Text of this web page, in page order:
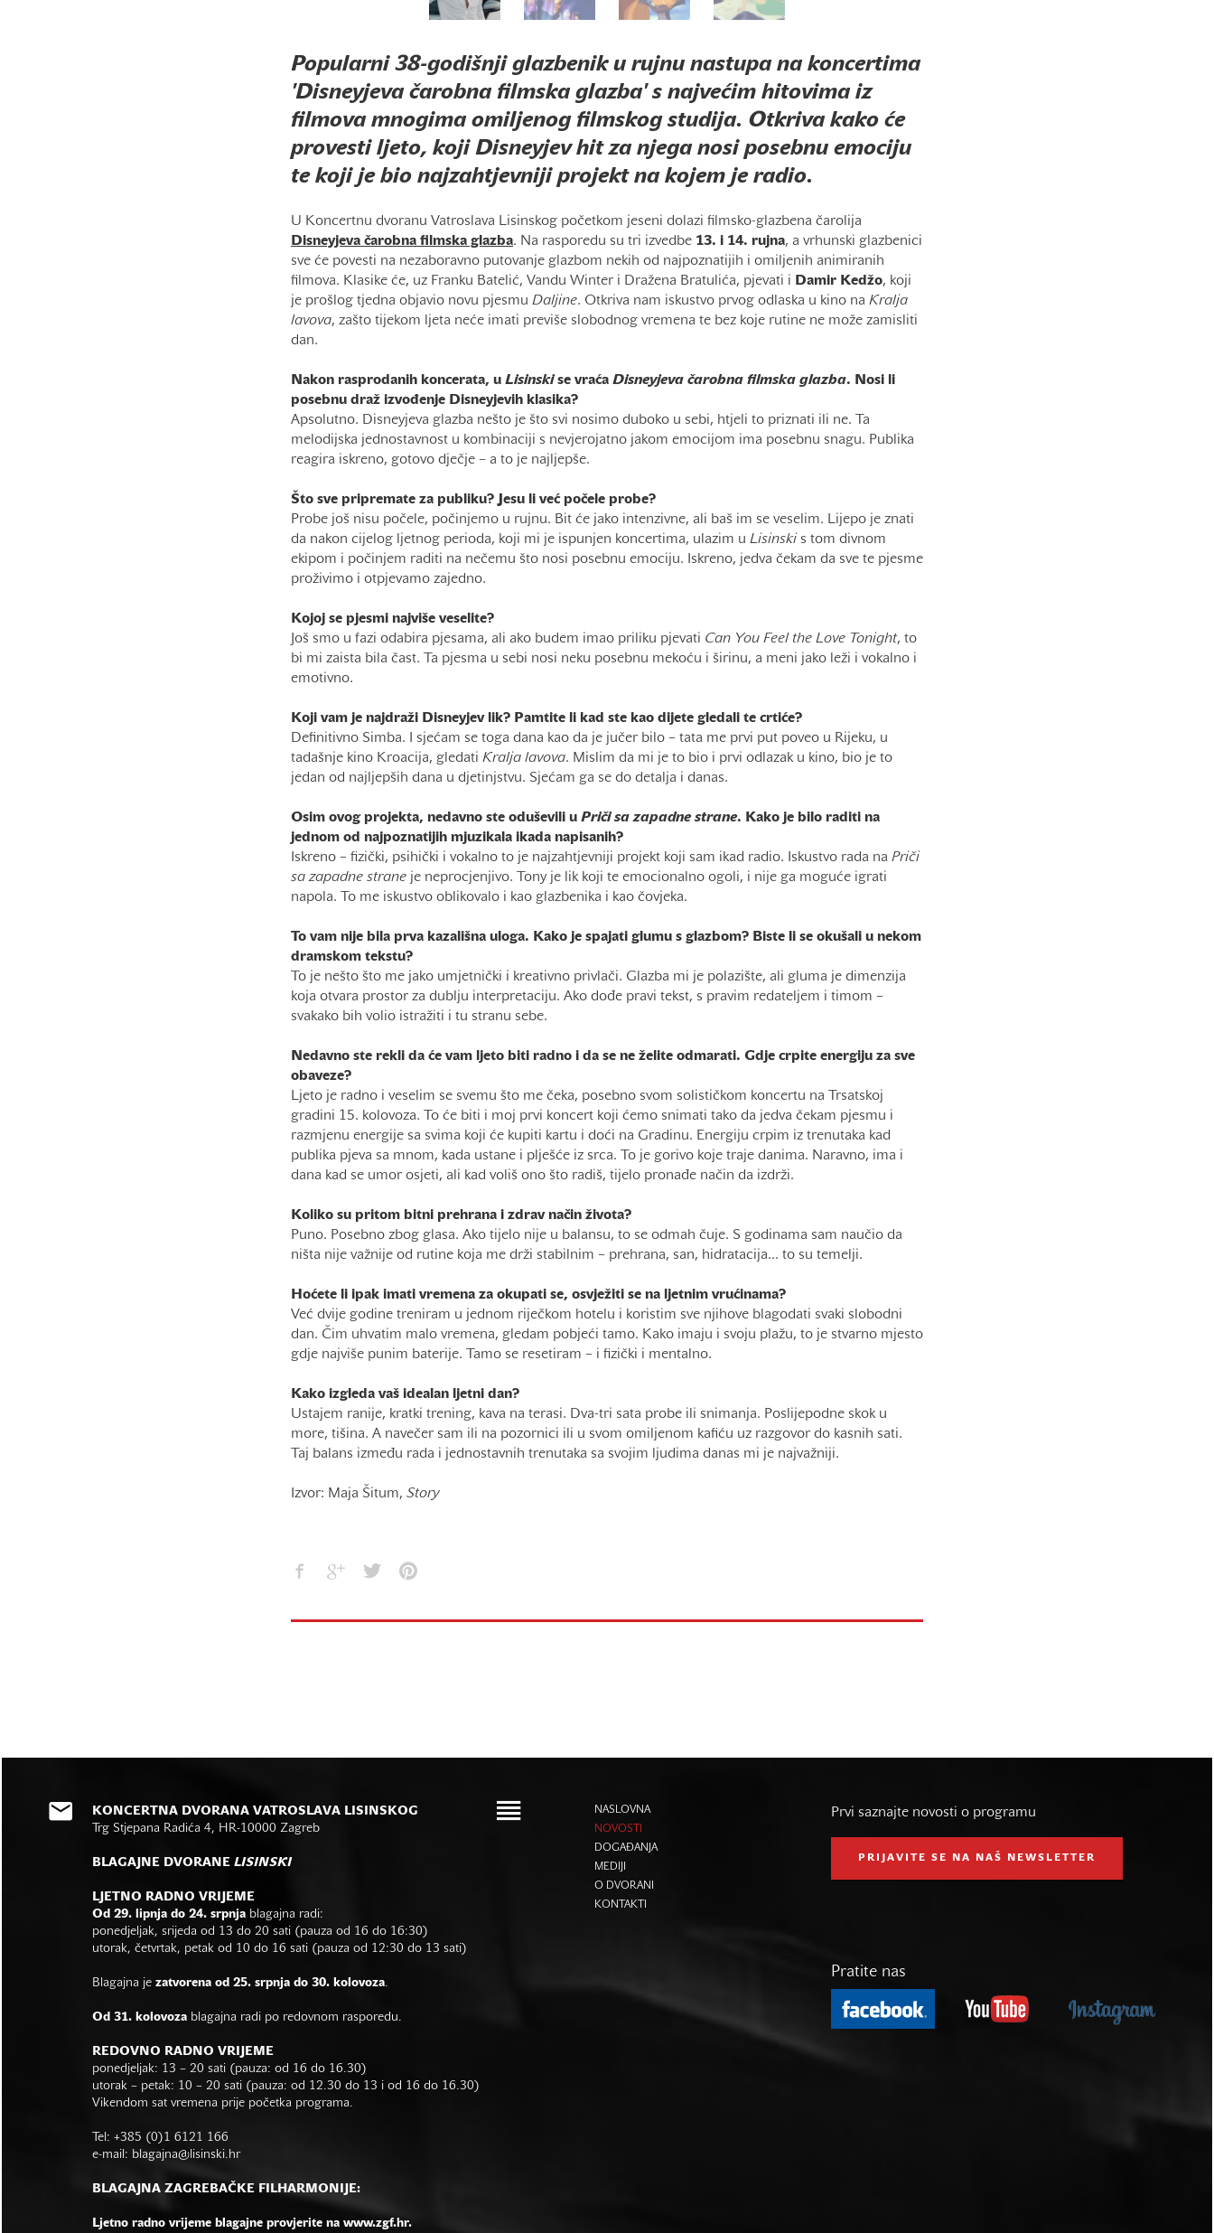
Popularni 38-godišnji glazbenik u rujnu nastupa na koncertima
'Disneyjeva čarobna filmska glazba' s najvećim hitovima iz
filmova mnogima omiljenog filmskog studija. Otkriva kako će
provesti ljeto, koji Disneyjev hit za njega nosi posebnu emociju
te koji je bio najzahtjevniji projekt na kojem je radio.
U Koncertnu dvoranu Vatroslava Lisinskog početkom jeseni dolazi filmsko-glazbena čarolija
Disneyjeva čarobna filmska glazba. Na rasporedu su tri izvedbe 13. i 14. rujna, a vrhunski glazbenici
sve će povesti na nezaboravno putovanje glazbom nekih od najpoznatijih i omiljenih animiranih
filmova. Klasike će, uz Franku Batelić, Vandu Winter i Dražena Bratulića, pjevati i
Damir Kedžo, koji
je prošlog tjedna objavio novu pjesmu Daljine. Otkriva nam iskustvo prvog odlaska u kino na Kralja
lavova, zašto tijekom ljeta neće imati previše slobodnog vremena te bez koje rutine ne može zamisliti
dan.
Nakon rasprodanih koncerata, u Lisinskise vraća Disneyjeva čarobna filmska glazba. Nosi li
posebnu draž izvođenje Disneyjevih klasika?
Apsolutno. Disneyjeva glazba nešto je što svi nosimo duboko u sebi, htjeli to priznati ili ne. Ta
melodijska jednostavnost u kombinaciji s nevjerojatno jakom emocijom ima posebnu snagu. Publika
reagira iskreno, gotovo dječje – a to je najljepše.
Što sve pripremate za publiku? Jesu li već počele probe?
Probe još nisu počele, počinjemo u rujnu. Bit će jako intenzivne, ali baš im se veselim. Lijepo je znati
da nakon cijelog ljetnog perioda, koji mi je ispunjen koncertima, ulazim u Lisinski s tom divnom
ekipom i počinjem raditi na nečemu što nosi posebnu emociju. Iskreno, jedva čekam da sve te pjesme
proživimo i otpjevamo zajedno.
Kojoj se pjesmi najviše veselite?
Još smo u fazi odabira pjesama, ali ako budem imao priliku pjevati Can You Feel the Love Tonight, to
bi mi zaista bila čast. Ta pjesma u sebi nosi neku posebnu mekoću i širinu, a meni jako leži i vokalno i
emotivno.
Koji vam je najdraži Disneyjev lik? Pamtite li kad ste kao dijete gledali te crtiće?
Definitivno Simba. I sjećam se toga dana kao da je jučer bilo – tata me prvi put poveo u Rijeku, u
tadašnje kino Kroacija, gledati Kralja lavova. Mislim da mi je to bio i prvi odlazak u kino, bio je to
jedan od najljepših dana u djetinjstvu. Sjećam ga se do detalja i danas.
Osim ovog projekta, nedavno ste oduševili u Priči sa zapadne strane. Kako je bilo raditi na
jednom od najpoznatijih mjuzikala ikada napisanih?
Iskreno – fizički, psihički i vokalno to je najzahtjevniji projekt koji sam ikad radio. Iskustvo rada na Priči
sa zapadne strane je neprocjenjivo. Tony je lik koji te emocionalno ogoli, i nije ga moguće igrati
napola. To me iskustvo oblikovalo i kao glazbenika i kao čovjeka.
To vam nije bila prva kazališna uloga. Kako je spajati glumu s glazbom? Biste li se okušali u nekom
dramskom tekstu?
To je nešto što me jako umjetnički i kreativno privlači. Glazba mi je polazište, ali gluma je dimenzija
koja otvara prostor za dublju interpretaciju. Ako dođe pravi tekst, s pravim redateljem i timom –
svakako bih volio istražiti i tu stranu sebe.
Nedavno ste rekli da će vam ljeto biti radno i da se ne želite odmarati. Gdje crpite energiju za sve
obaveze?
Ljeto je radno i veselim se svemu što me čeka, posebno svom solističkom koncertu na Trsatskoj
gradini 15. kolovoza. To će biti i moj prvi koncert koji ćemo snimati tako da jedva čekam pjesmu i
razmjenu energije sa svima koji će kupiti kartu i doći na Gradinu. Energiju crpim iz trenutaka kad
publika pjeva sa mnom, kada ustane i plješće iz srca. To je gorivo koje traje danima. Naravno, ima i
dana kad se umor osjeti, ali kad voliš ono što radiš, tijelo pronađe način da izdrži.
Koliko su pritom bitni prehrana i zdrav način života?
Puno. Posebno zbog glasa. Ako tijelo nije u balansu, to se odmah čuje. S godinama sam naučio da
ništa nije važnije od rutine koja me drži stabilnim – prehrana, san, hidratacija... to su temelji.
Hoćete li ipak imati vremena za okupati se, osvježiti se na ljetnim vrućinama?
Već dvije godine treniram u jednom riječkom hotelu i koristim sve njihove blagodati svaki slobodni
dan. Čim uhvatim malo vremena, gledam pobjeći tamo. Kako imaju i svoju plažu, to je stvarno mjesto
gdje najviše punim baterije. Tamo se resetiram – i fizički i mentalno.
Kako izgleda vaš idealan ljetni dan?
Ustajem ranije, kratki trening, kava na terasi. Dva-tri sata probe ili snimanja. Poslijepodne skok u
more, tišina. A navečer sam ili na pozornici ili u svom omiljenom kafiću uz razgovor do kasnih sati.
Taj balans između rada i jednostavnih trenutaka sa svojim ljudima danas mi je najvažniji.
Izvor: Maja Šitum, Story
KONCERTNA DVORANA VATROSLAVA LISINSKOG
Trg Stjepana Radića 4, HR-10000 Zagreb
BLAGAJNE DVORANE LISINSKI
LJETNO RADNO VRIJEME
Od 29. lipnja do 24. srpnja blagajna radi:
ponedjeljak, srijeda od 13 do 20 sati (pauza od 16 do 16:30)
utorak, četvrtak, petak od 10 do 16 sati (pauza od 12:30 do 13 sati)
Blagajna je zatvorena od 25. srpnja do 30. kolovoza.
Od 31. kolovoza blagajna radi po redovnom rasporedu.
REDOVNO RADNO VRIJEME
ponedjeljak: 13 – 20 sati (pauza: od 16 do 16.30)
utorak – petak: 10 – 20 sati (pauza: od 12.30 do 13 i od 16 do 16.30)
Vikendom sat vremena prije početka programa.
Tel: +385 (0)1 6121 166
e-mail: blagajna@lisinski.hr
BLAGAJNA ZAGREBAČKE FILHARMONIJE:
Ljetno radno vrijeme blagajne provjerite na www.zgf.hr.
NASLOVNA
NOVOSTI
DOGAĐANJA
MEDIJI
O DVORANI
KONTAKTI
Prvi saznajte novosti o programu
PRIJAVITE SE NA NAŠ NEWSLETTER
Pratite nas